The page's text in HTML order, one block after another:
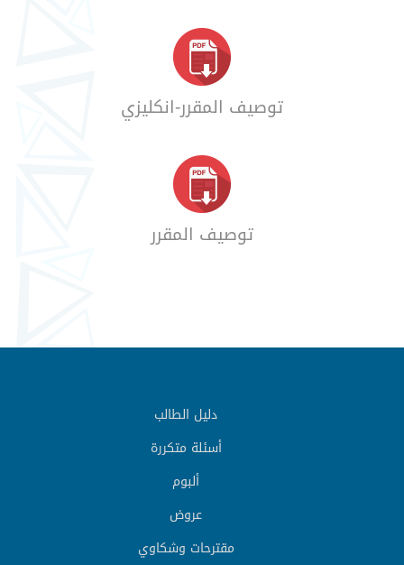
توصيف المقرر-انكليزي
توصيف المقرر
دليل الطالب
أسئلة متكررة
ألبوم
عروض
مقترحات وشكاوي